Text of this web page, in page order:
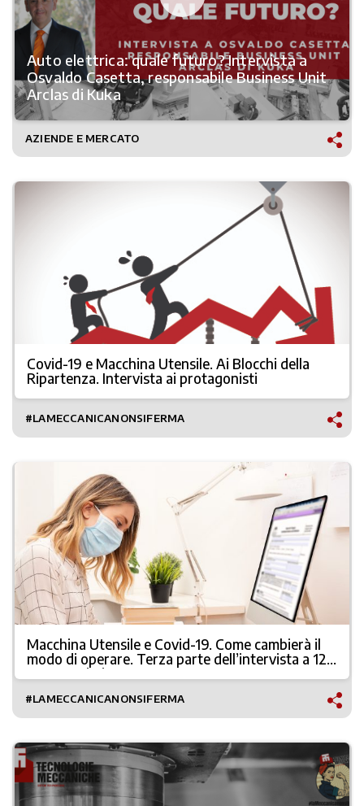
Auto elettrica: quale futuro? Intervista a
Osvaldo Casetta, responsabile Business Unit
Arclas di Kuka
AZIENDE E MERCATO
Covid-19 e Macchina Utensile. Ai Blocchi della
Ripartenza. Intervista ai protagonisti
#LAMECCANICANONSIFERMA
Macchina Utensile e Covid-19. Come cambierà il
modo di operare. Terza parte dell’intervista a 12
protagonisti
#LAMECCANICANONSIFERMA